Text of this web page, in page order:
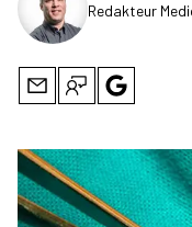
Redakteur